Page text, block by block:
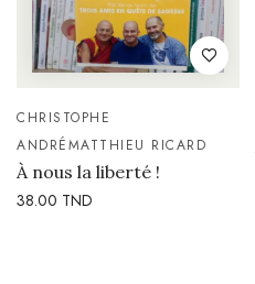
CHRISTOPHE
ANDRÉMATTHIEU RICARD
À nous la liberté !
38.00 TND